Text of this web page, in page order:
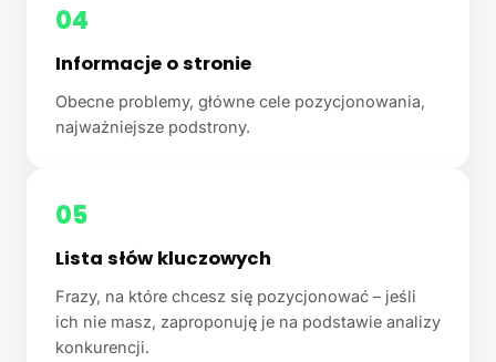
04
Informacje o stronie
Obecne problemy, główne cele pozycjonowania,
najważniejsze podstrony.
05
Lista słów kluczowych
Frazy, na które chcesz się pozycjonować – jeśli
ich nie masz, zaproponuję je na podstawie analizy
konkurencji.